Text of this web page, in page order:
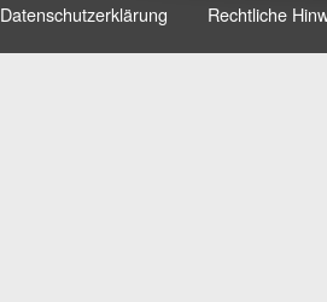
Datenschutzerklärung Rechtliche